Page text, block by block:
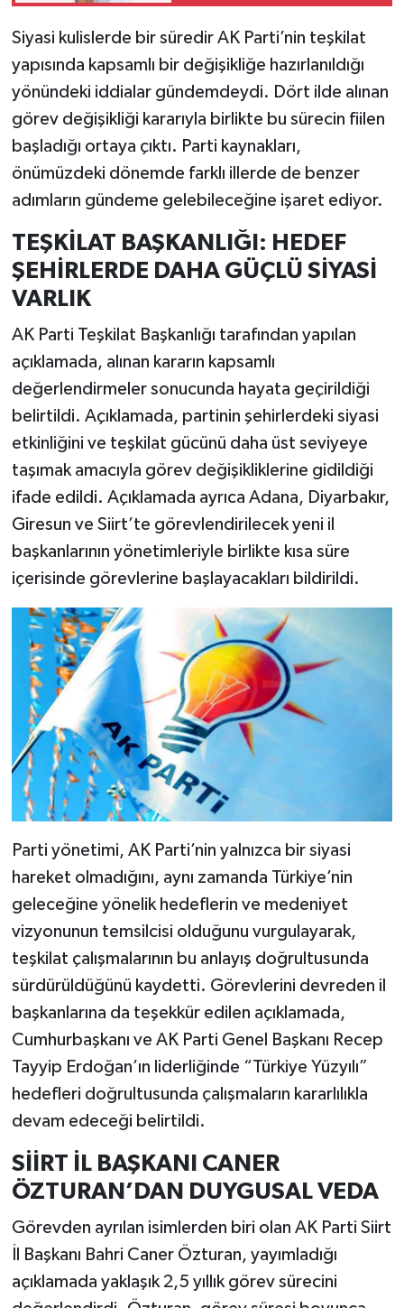
Siyasi kulislerde bir süredir AK Parti’nin teşkilat
yapısında kapsamlı bir değişikliğe hazırlanıldığı
yönündeki iddialar gündemdeydi. Dört ilde alınan
görev değişikliği kararıyla birlikte bu sürecin fiilen
başladığı ortaya çıktı. Parti kaynakları,
önümüzdeki dönemde farklı illerde de benzer
adımların gündeme gelebileceğine işaret ediyor.
TEŞKİLAT BAŞKANLIĞI: HEDEF
ŞEHİRLERDE DAHA GÜÇLÜ SİYASİ
VARLIK
AK Parti Teşkilat Başkanlığı tarafından yapılan
açıklamada, alınan kararın kapsamlı
değerlendirmeler sonucunda hayata geçirildiği
belirtildi. Açıklamada, partinin şehirlerdeki siyasi
etkinliğini ve teşkilat gücünü daha üst seviyeye
taşımak amacıyla görev değişikliklerine gidildiği
ifade edildi. Açıklamada ayrıca Adana, Diyarbakır,
Giresun ve Siirt’te görevlendirilecek yeni il
başkanlarının yönetimleriyle birlikte kısa süre
içerisinde görevlerine başlayacakları bildirildi.
Parti yönetimi, AK Parti’nin yalnızca bir siyasi
hareket olmadığını, aynı zamanda Türkiye’nin
geleceğine yönelik hedeflerin ve medeniyet
vizyonunun temsilcisi olduğunu vurgulayarak,
teşkilat çalışmalarının bu anlayış doğrultusunda
sürdürüldüğünü kaydetti. Görevlerini devreden il
başkanlarına da teşekkür edilen açıklamada,
Cumhurbaşkanı ve AK Parti Genel Başkanı Recep
Tayyip Erdoğan’ın liderliğinde “Türkiye Yüzyılı”
hedefleri doğrultusunda çalışmaların kararlılıkla
devam edeceği belirtildi.
SİİRT İL BAŞKANI CANER
ÖZTURAN’DAN DUYGUSAL VEDA
Görevden ayrılan isimlerden biri olan AK Parti Siirt
İl Başkanı Bahri Caner Özturan, yayımladığı
açıklamada yaklaşık 2,5 yıllık görev sürecini